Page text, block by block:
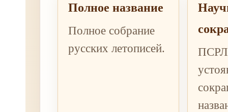
Полное название
Полное собрание
русских летописей.